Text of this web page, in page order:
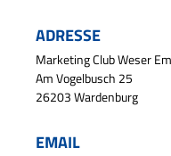
ADRESSE
Marketing Club Weser
Am Vogelbusch 25
26203 Wardenburg
EMAIL